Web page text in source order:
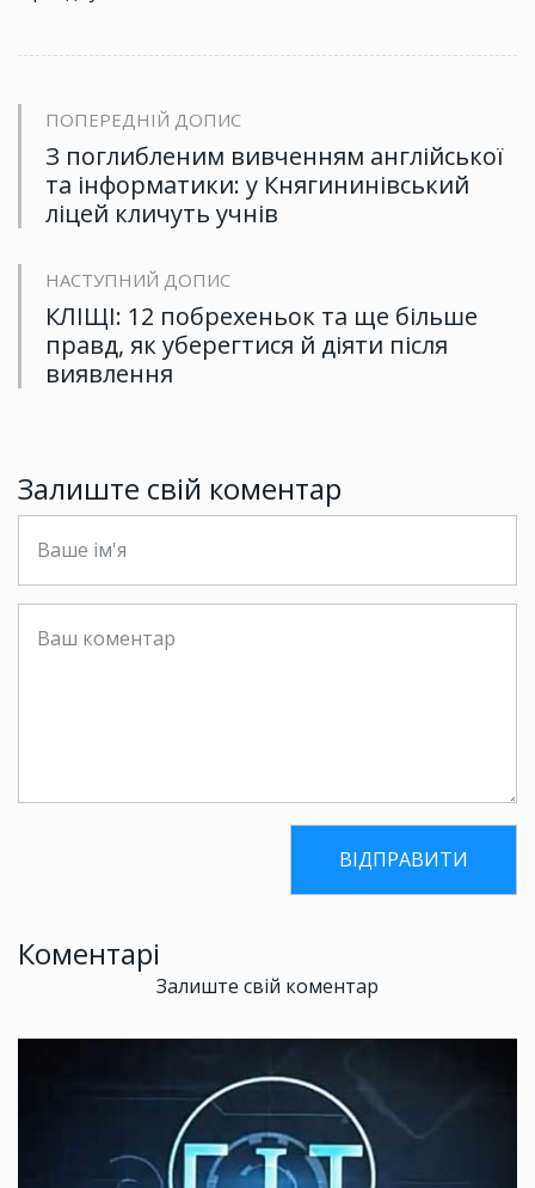
ПОПЕРЕДНІЙ ДОПИС
З поглибленим вивченням англійської
та інформатики: у Княгининівський
ліцей кличуть учнів
НАСТУПНИЙ ДОПИС
КЛІЩІ: 12 побрехеньок та ще більше
правд, як уберегтися й діяти після
виявлення
Залиште свій коментар
Коментарі
Залиште свій коментар